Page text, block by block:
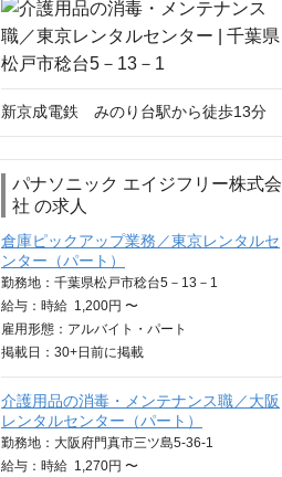
新京成電鉄　みのり台駅から徒歩13分
パナソニック エイジフリー株式会
社 の求人
倉庫ピックアップ業務／東京レンタルセ
ンター（パート）
勤務地：千葉県松戸市稔台5－13－1
給与： 時給 1,200円 〜
雇用形態：アルバイト・パート
掲載日： 30+日 前に掲載
介護用品の消毒・メンテナンス職／大阪
レンタルセンター（パート）
勤務地：大阪府門真市三ツ島5-36-1
給与： 時給 1,270円 〜